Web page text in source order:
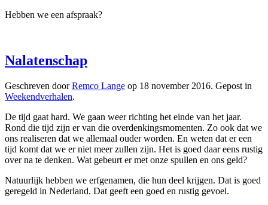
Hebben we een afspraak?
Nalatenschap
Geschreven doorRemco Lange op 18 november 2016. Gepost in
Weekendverhalen.
De tijd gaat hard. We gaan weer richting het einde van het jaar.
Rond die tijd zijn er van die overdenkingsmomenten. Zo ook dat we
ons realiseren dat we allemaal ouder worden. En weten dat er een
tijd komt dat we er niet meer zullen zijn. Het is goed daar eens rustig
over na te denken. Wat gebeurt er met onze spullen en ons geld?
Natuurlijk hebben we erfgenamen, die hun deel krijgen. Dat is goed
geregeld in Nederland. Dat geeft een goed en rustig gevoel.